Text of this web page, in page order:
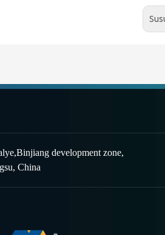
,Binjiang development zone,
China